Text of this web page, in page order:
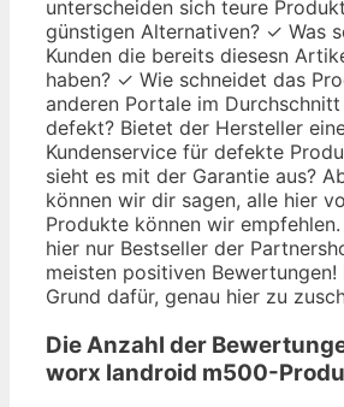
unterscheiden sich teure
günstigen Alternativen? ✓ Was
Kunden die bereits diesesn
haben? ✓ Wie schneidet das
anderen Portale im
defekt? Bietet der Hersteller
Kundenservice für defekte
sieht es mit der Garantie aus?
können wir dir sagen, alle hier
Produkte können wir
hier nur Bestseller der
meisten positiven Bewertungen!
Grund dafür, genau hier zu
Die Anzahl der
worx landroid m500-